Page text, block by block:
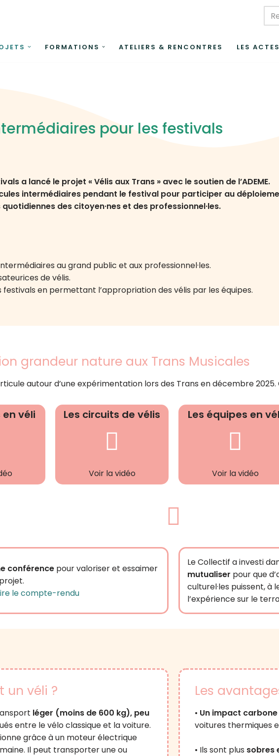
FORMATIONS ATELIERS & RENCONTRES LES
pour les festivals
a lancé le projet « Vélis aux Trans » avec le soutien de l’ADEME.
intermédiaires pendant le festival pour participer au
des citoyen·nes et des professionnel·les.
au grand public et aux professionnel·les.
de vélis.
festivals en permettant l’appropriation des vélis par les équipes.
grandeur nature aux Trans Musicales
autour d’une expérimentation lors des Trans en décembre
véli Les circuits de vélis
Voir la vidéo
Les équipes en
Voir la vidéo
conférence pour valoriser et essaimer
le compte-rendu
Le Collectif a investi
mutualiser pour que
culturel·les puissent, à
l’expérience sur le
un véli ?
léger (moins de 600 kg), peu
entre le vélo classique et la voiture.
grâce à un moteur électrique
Il peut transporter une ou
Les
• Un impact
voitures thermiques
• Ils sont plus sobres